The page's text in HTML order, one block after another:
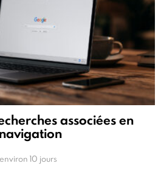
associées en
10 jours